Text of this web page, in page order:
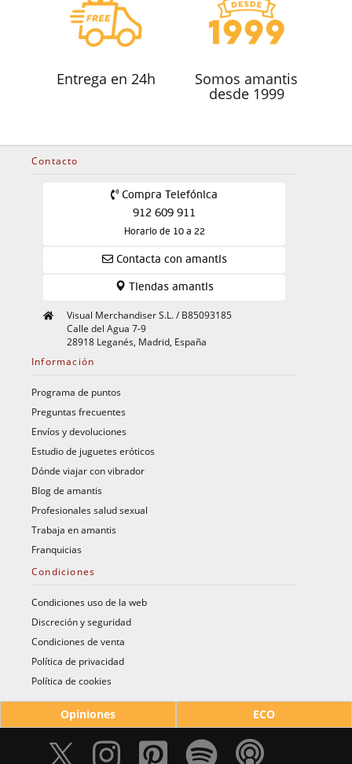
Entrega en 24h Somos amantis
desde 1999
Contacto
Compra Telefónica
912 609 911
Horario de 10 a 22
Contacta con amantis
Tiendas amantis
Visual Merchandiser S.L. / B85093185
Calle del Agua 7-9
28918 Leganés, Madrid, España
Información
Programa de puntos
Preguntas frecuentes
Envíos y devoluciones
Estudio de juguetes eróticos
Dónde viajar con vibrador
Blog de amantis
Profesionales salud sexual
Trabaja en amantis
Franquicias
Condiciones
Condiciones uso de la web
Discreción y seguridad
Condiciones de venta
Política de privacidad
Política de cookies
Opiniones ECO